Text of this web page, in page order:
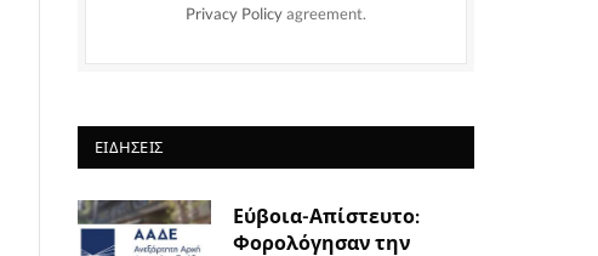
Privacy Policy agreement.
ΕΙΔΉΣΕΙΣ
Εύβοια-Απίστευτο:
Φορολόγησαν την